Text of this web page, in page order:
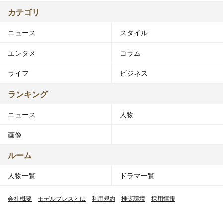
カテゴリ
ニュース スタイル
エンタメ コラム
ライフ ビジネス
ランキング
ニュース 人物
画像
ルーム
人物一覧 ドラマ一覧
会社概要 モデルプレスとは 利用規約 推奨環境 採用情報